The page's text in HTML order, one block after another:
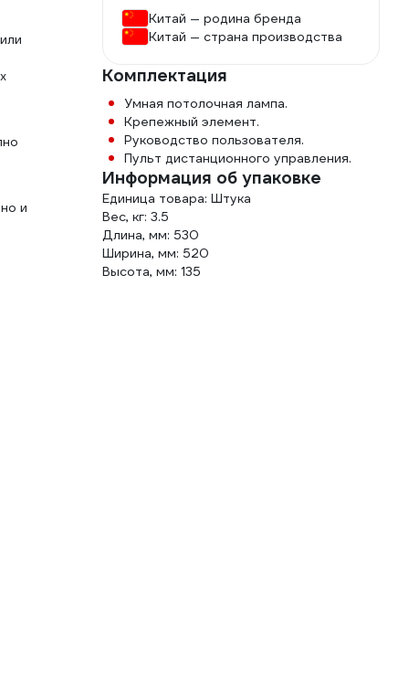
и
Китай — родина бренда
Китай — страна производства
Комплектация
Умная потолочная лампа.
Крепежный элемент.
Руководство пользователя.
Пульт дистанционного управления.
Информация об упаковке
Единица товара: Штука
Вес, кг: 3.5
Длина, мм: 530
Ширина, мм: 520
Высота, мм: 135